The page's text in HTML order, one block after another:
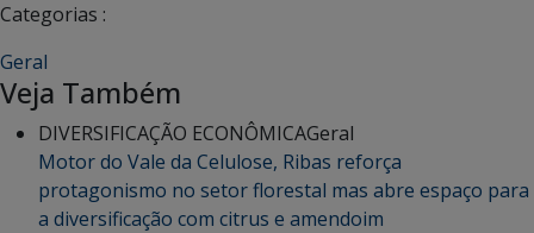
Categorias :
Geral
Veja Também
DIVERSIFICAÇÃO ECONÔMICAGeral
Motor do Vale da Celulose, Ribas reforça
protagonismo no setor florestal mas abre espaço para
a diversificação com citrus e amendoim